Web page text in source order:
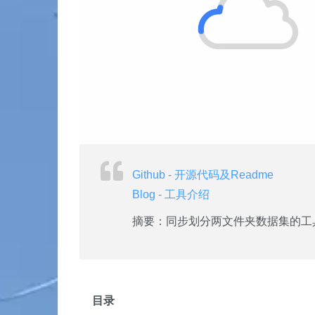
Github - 开源代码及Readme
Blog - 工具介绍
摘要：同步划分两文件夹数据集的工
目录